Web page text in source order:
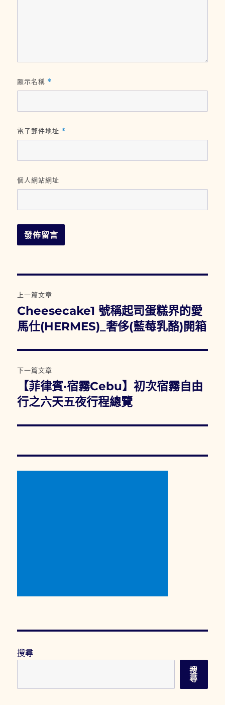
顯示名稱 *
電子郵件地址 *
個人網站網址
章
導
覽
上一篇文章
上
一
文
章:
Cheesecake1 號稱起司蛋糕界的愛
馬仕(HERMES)_奢侈(藍莓乳酪)開箱
下一篇文章
一
文
【菲律賓·宿霧Cebu】初次宿霧自由
行之六天五夜行程總覽
搜尋
搜
尋